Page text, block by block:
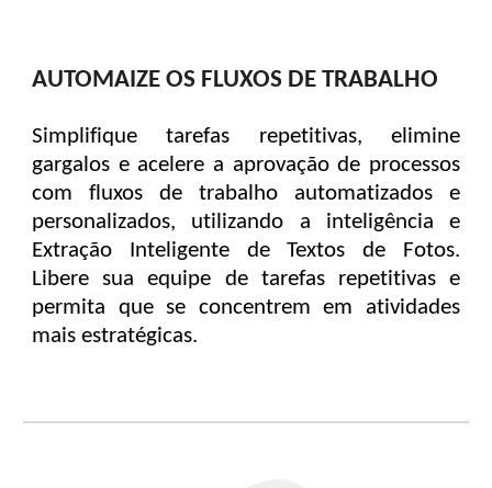
AUTOMAIZE OS FLUXOS DE TRABALHO
Simplifique tarefas repetitivas, elimine
gargalos e acelere a aprovação de processos
com fluxos de trabalho automatizados e
personalizados, utilizando a inteligência e
Extração Inteligente de Textos de Fotos.
Libere sua equipe de tarefas repetitivas e
permita que se concentrem em atividades
mais estratégicas.